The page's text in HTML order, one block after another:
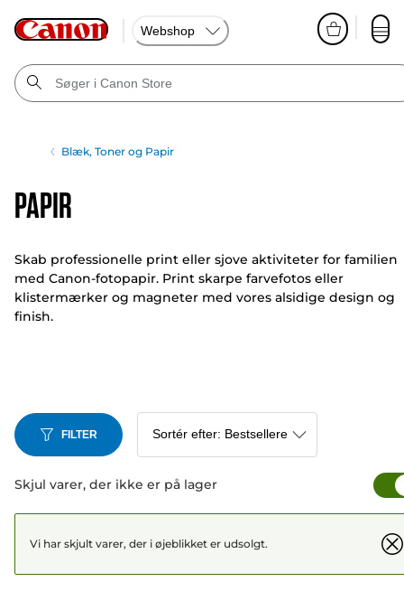
Webshop
Blæk, Toner og Papir
Papir
Skab professionelle print eller sjove aktiviteter for familien
med Canon-fotopapir. Print skarpe farvefotos eller
klistermærker og magneter med vores alsidige design og
finish.
FILTER
Skjul varer, der ikke er på lager
Vi har skjult varer, der i øjeblikket er udsolgt.